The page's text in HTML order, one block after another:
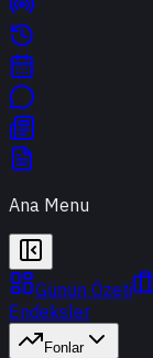
Ana Menu
Günün Özeti
Endeksler
Fonlar